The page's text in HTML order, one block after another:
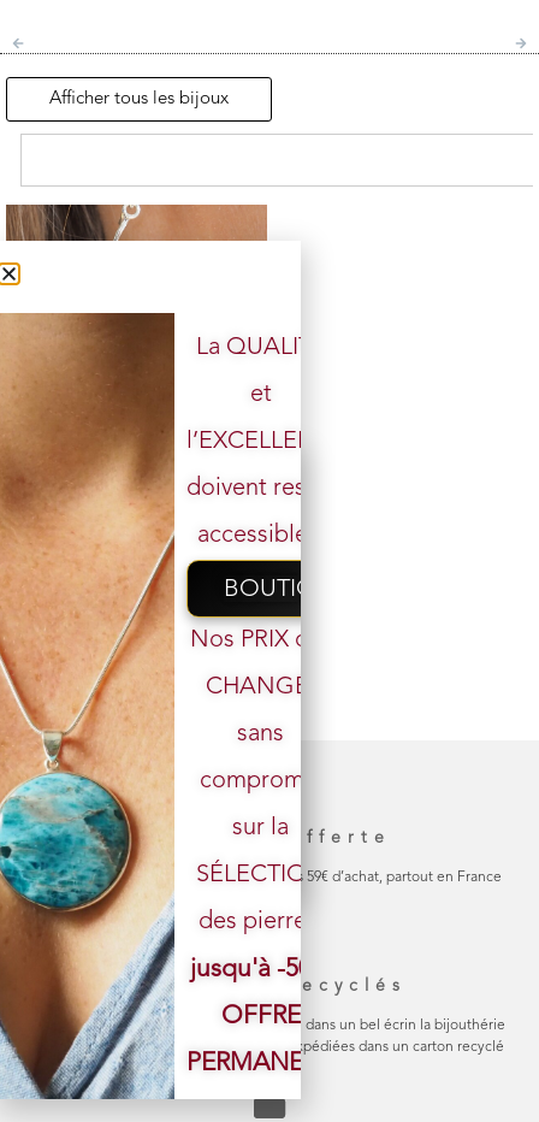
Afficher tous les bijoux
Boucle d’oreille argent 925
€ 19,00
Ajouter au panier
Livraison offerte
La livraison de votre colis est gratuite dès 59€ d’achat, partout en France
Emballage recyclés
Chaque bijou est soigneusement emballé dans un bel écrin la bijouthérie
en carton naturel Les commandes sont expédiées dans un carton recyclé
Votre email
La QUALITÉ
et
l’EXCELLENCE
doivent rester
accessibles.
BOUTIQUE
Nos PRIX ont
CHANGÉ,
sans
compromis
sur la
SÉLECTION
des pierres.
jusqu'à -50%
OFFRE
PERMANENTE